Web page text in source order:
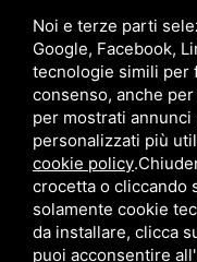
download Catalogo Stima
download Politica qualità e
Noi e terze parti
Google, Facebook,
tecnologie simili per
consenso, anche
per mostrati
personalizzati più
cookie policy.
crocetta o cliccando
solamente cookie
da installare, clicca
puoi acconsentire